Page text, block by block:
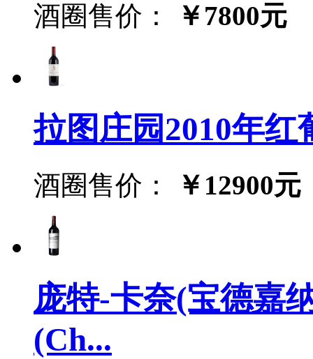
酒圈售价： ￥7800元
拉图庄园2010年红
酒圈售价： ￥12900元
庞特-卡奈(宝德嘉
(Ch...